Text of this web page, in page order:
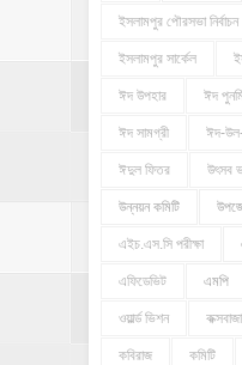
ইসলামপুর পৌরসভা নির্বাচন
ইসলামপুর সার্কেল
ঈদ উপহার ঈদ
ঈদ সামগ্রী ঈদ-
ঈদুল ফিতর উৎসব
উন্নয়ন কমিটি
এইচ.এস.সি পরীক্ষা
এফিডেভিট এমপি
ওয়ার্ল্ড ভিশন
কবিরাজ কমিটি